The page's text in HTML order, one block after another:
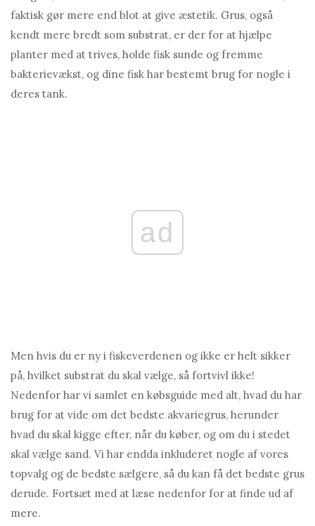
faktisk gør mere end blot at give æstetik. Grus, også
kendt mere bredt som substrat, er der for at hjælpe
planter med at trives, holde fisk sunde og fremme
bakterievækst, og dine fisk har bestemt brug for nogle i
deres tank.
ad
Men hvis du er ny i fiskeverdenen og ikke er helt sikker
på, hvilket substrat du skal vælge, så fortvivl ikke!
Nedenfor har vi samlet en købsguide med alt, hvad du har
brug for at vide om det bedste akvariegrus, herunder
hvad du skal kigge efter, når du køber, og om du i stedet
skal vælge sand. Vi har endda inkluderet nogle af vores
topvalg og de bedste sælgere, så du kan få det bedste grus
derude. Fortsæt med at læse nedenfor for at finde ud af
mere.